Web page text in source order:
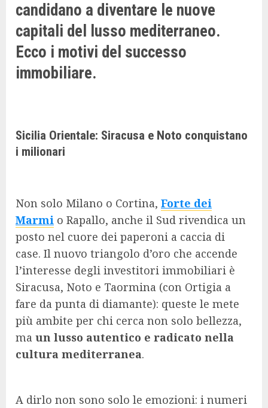
candidano a diventare le nuove
capitali del lusso mediterraneo.
Ecco i motivi del successo
immobiliare.
Sicilia Orientale: Siracusa e Noto conquistano
i milionari
Non solo Milano o Cortina, Forte dei
Marmi o Rapallo, anche il Sud rivendica un
posto nel cuore dei paperoni a caccia di
case. Il nuovo triangolo d’oro che accende
l’interesse degli investitori immobiliari è
Siracusa, Noto e Taormina (con Ortigia a
fare da punta di diamante): queste le mete
più ambite per chi cerca non solo bellezza,
ma un lusso autentico e radicato nella
cultura mediterranea.
A dirlo non sono solo le emozioni: i numeri